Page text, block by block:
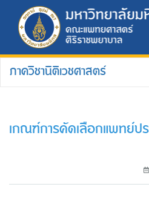
ภาควิชานิติเวชศาสตร์
เกณฑ์การคัดเลือกแพทย์ปร